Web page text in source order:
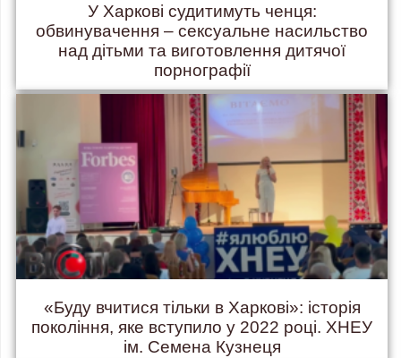
У Харкові судитимуть ченця:
обвинувачення – сексуальне насильство
над дітьми та виготовлення дитячої
порнографії
«Буду вчитися тільки в Харкові»: історія
покоління, яке вступило у 2022 році. ХНЕУ
ім. Семена Кузнеця